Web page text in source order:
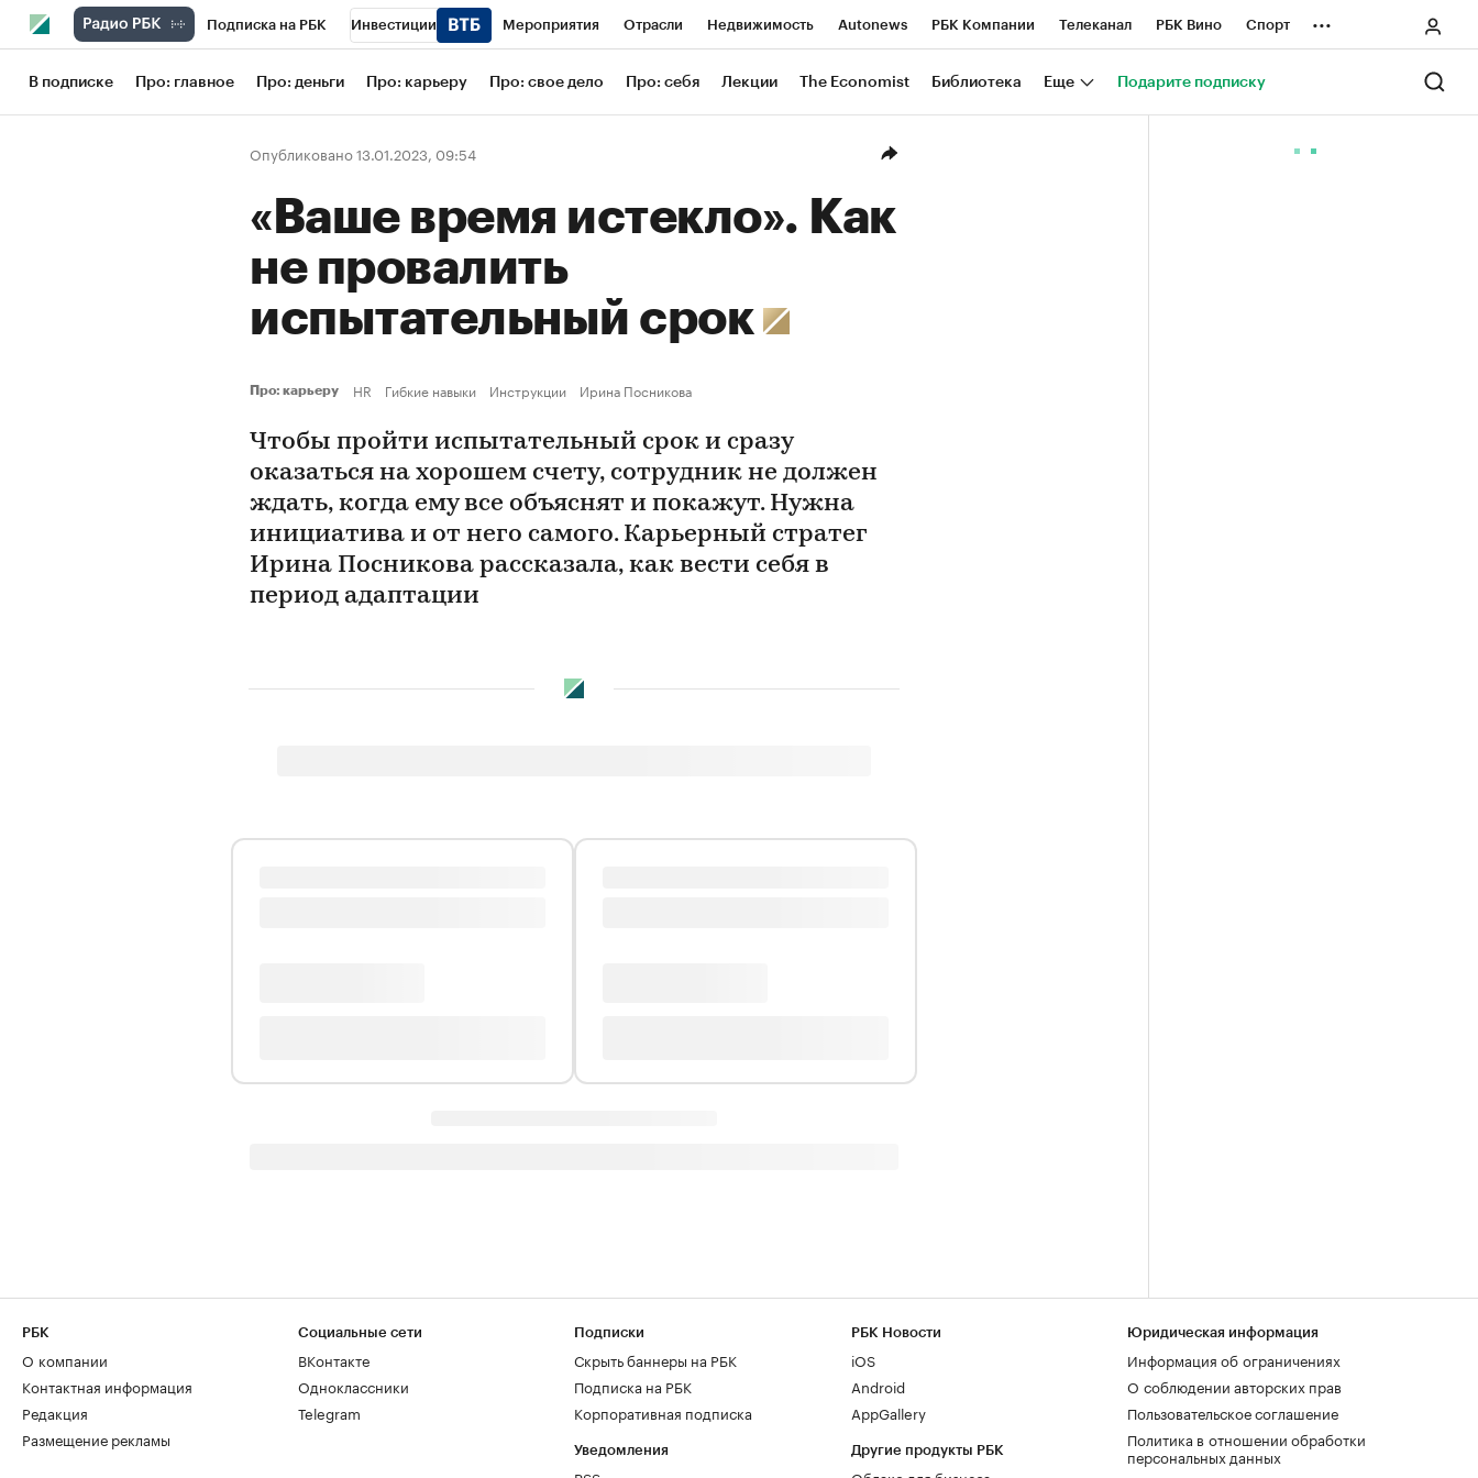
Подписка на РБК Инвестиции Мероприятия Отрасли Недвижимость Autonews РБК Компании Телеканал РБК Вино Спорт
Школа управления РБК РБК Образование РБК Life Тренды Визионеры Национальные проекты Город
Рынок наличной валюты
...
В подписке Про: главное Про: деньги Про: карьеру Про: свое дело Про: себя Лекции The Economist Библиотека Еще Подарите подписку
Опубликовано 13.01.2023, 09:54
«Ваше время истекло». Как
не провалить
испытательный срок
Про: карьеру HR Гибкие навыки Инструкции Ирина Посникова
Чтобы пройти испытательный срок и сразу
оказаться на хорошем счету, сотрудник не должен
ждать, когда ему все объяснят и покажут. Нужна
инициатива и от него самого. Карьерный стратег
Ирина Посникова рассказала, как вести себя в
период адаптации
РБК
О компании
Контактная информация
Редакция
Размещение рекламы
Социальные сети
ВКонтакте
Одноклассники
Telegram
Подписки
Скрыть баннеры на РБК
Подписка на РБК
Корпоративная подписка
Уведомления
РБК Новости
iOS
Android
AppGallery
Другие продукты РБК
Юридическая информация
Информация об ограничениях
О соблюдении авторских прав
Пользовательское соглашение
Политика в отношении обработки
персональных данных